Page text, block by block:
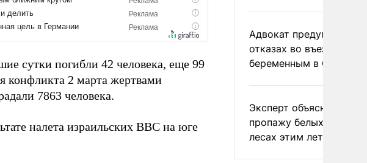
сутки погибли 42 человека, еще 99
конфликта 2 марта жертвами
7863 человека.
налета израильских ВВС на юге
Адвокат предупредил
отказах во въезде
беременным в США
Эксперт объяснил
пропажу белых грибов
лесах этим летом